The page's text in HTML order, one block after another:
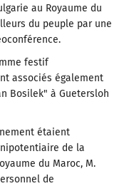
au Royaume du
du peuple par une
festif
associés également
Bosilek" à Guetersloh
étaient
de la
du Maroc, M.
de